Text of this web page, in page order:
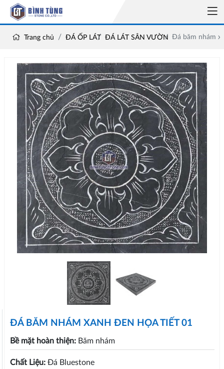
Trang chủ ĐÁ ỐP LÁT ĐÁ LÁT SÂN VƯỜN Đá băm nhám
ĐÁ BĂM NHÁM XANH ĐEN HỌA TIẾT 01
Bề mặt hoàn thiện: Băm nhám
Chất Liệu: Đá Bluestone